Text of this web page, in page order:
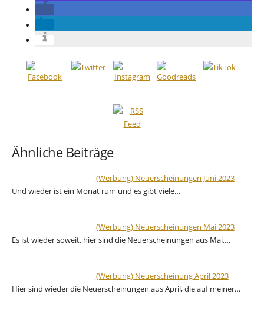
Ähnliche Beiträge
(Werbung) Neuerscheinungen Juni 2023
Und wieder ist ein Monat rum und es gibt viele…
(Werbung) Neuerscheinungen Mai 2023
Es ist wieder soweit, hier sind die Neuerscheinungen aus Mai,…
(Werbung) Neuerscheinung April 2023
Hier sind wieder die Neuerscheinungen aus April, die auf meiner…